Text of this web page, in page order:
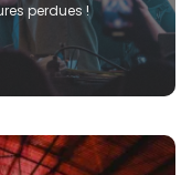
perdues !